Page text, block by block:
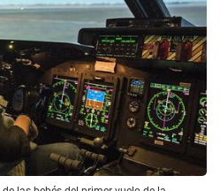
mi mamá biológica
pensando en mí cada
día de la madre…".
peso del pasado tiene que